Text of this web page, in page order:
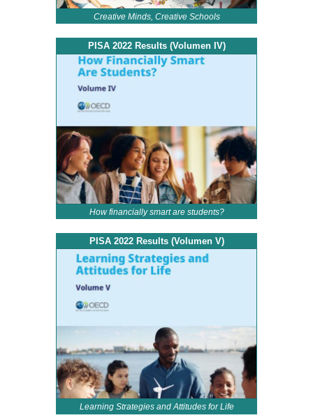
Creative Minds, Creative Schools
PISA 2022 Results (Volumen IV)
How financially smart are students?
PISA 2022 Results (Volumen V)
Learning Strategies and Attitudes for Life